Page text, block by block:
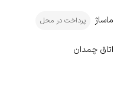
ماساژ پرداخت در محل
اتاق چمدان